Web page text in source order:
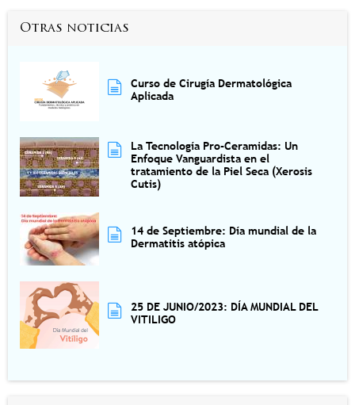
Otras noticias
Curso de Cirugía Dermatológica
Aplicada
La Tecnología Pro-Ceramidas: Un
Enfoque Vanguardista en el
tratamiento de la Piel Seca (Xerosis
Cutis)
14 de Septiembre: Día mundial de la
Dermatitis atópica
25 DE JUNIO/2023: DÍA MUNDIAL DEL
VITILIGO